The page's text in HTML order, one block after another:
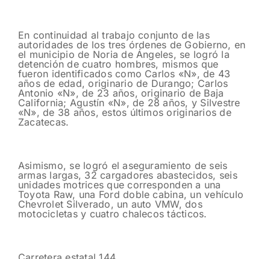
En continuidad al trabajo conjunto de las
autoridades de los tres órdenes de Gobierno, en
el municipio de Noria de Ángeles, se logró la
detención de cuatro hombres, mismos que
fueron identificados como Carlos «N», de 43
años de edad, originario de Durango; Carlos
Antonio «N», de 23 años, originario de Baja
California; Agustín «N», de 28 años, y Silvestre
«N», de 38 años, estos últimos originarios de
Zacatecas.
Asimismo, se logró el aseguramiento de seis
armas largas, 32 cargadores abastecidos, seis
unidades motrices que corresponden a una
Toyota Raw, una Ford doble cabina, un vehículo
Chevrolet Silverado, un auto VMW, dos
motocicletas y cuatro chalecos tácticos.